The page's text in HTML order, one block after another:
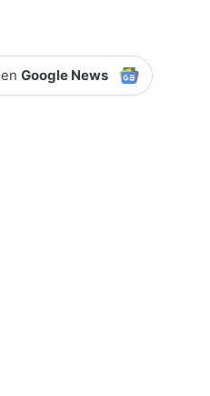
enGoogle News